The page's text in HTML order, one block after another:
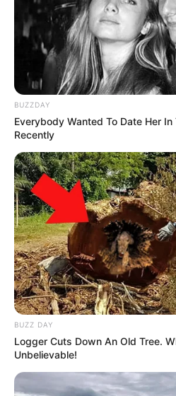
BUZZDAY
Everybody Wanted To Date Her
Recently
BUZZ DAY
Logger Cuts Down An Old Tree.
Unbelievable!